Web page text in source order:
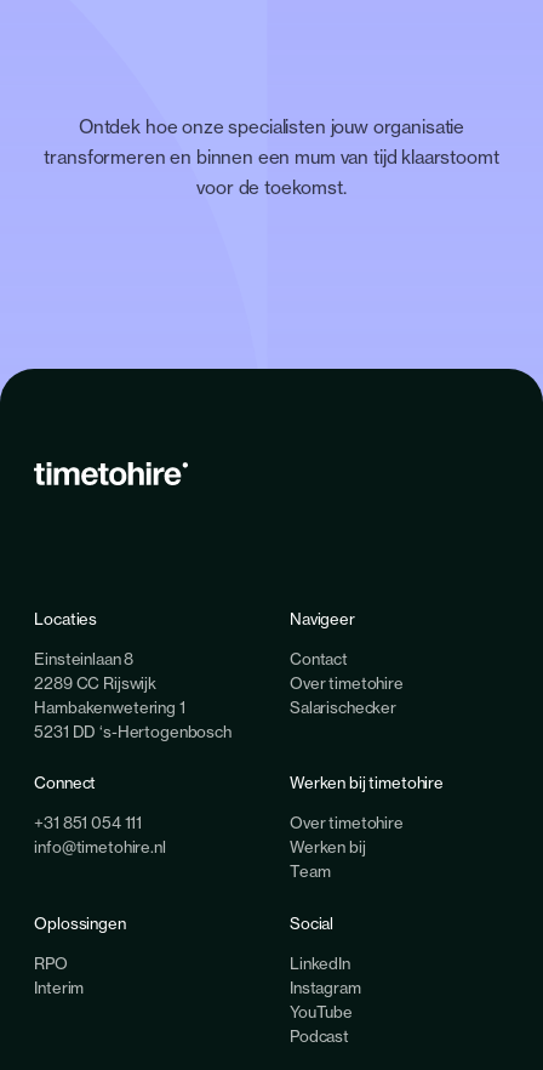
Ontdek hoe onze specialisten jouw organisatie
transformeren en binnen een mum van tijd klaarstoomt
voor de toekomst.
Locaties
Einsteinlaan 8
2289 CC Rijswijk
Hambakenwetering 1
5231 DD ‘s-Hertogenbosch
Navigeer
Contact
Over timetohire
Salarischecker
Connect
+31 851 054 111
info@timetohire.nl
Werken bij timetohire
Over timetohire
Werken bij
Team
Oplossingen
RPO
Interim
Social
LinkedIn
Instagram
YouTube
Podcast